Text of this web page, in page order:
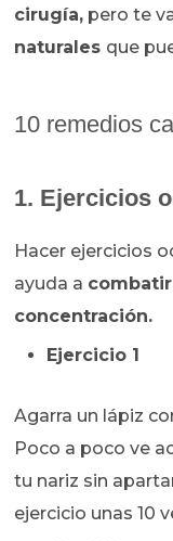
cirugía, pero te
naturales que
10 remedios
1. Ejercicios
Hacer ejercicios
ayuda a
concentración.
Ejercicio 1
Agarra un lápiz
Poco a poco ve
tu nariz sin
ejercicio unas 10